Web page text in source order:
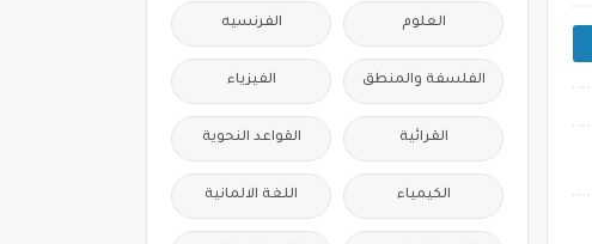
العلوم الفرنسيه
الفلسفة والمنطق الفيزياء
القرائية القواعد النحوية
الكيمياء اللغة الالمانية